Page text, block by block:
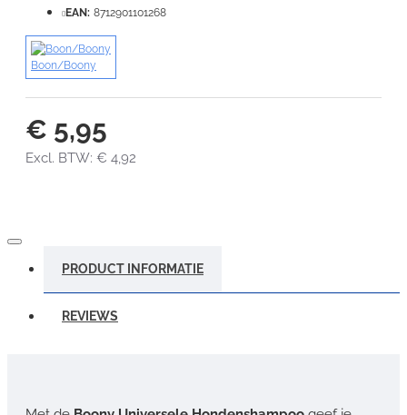
€ 5,95
Excl. BTW: € 4,92
EAN: 8712901101268
Boon/Boony
PRODUCT INFORMATIE
REVIEWS